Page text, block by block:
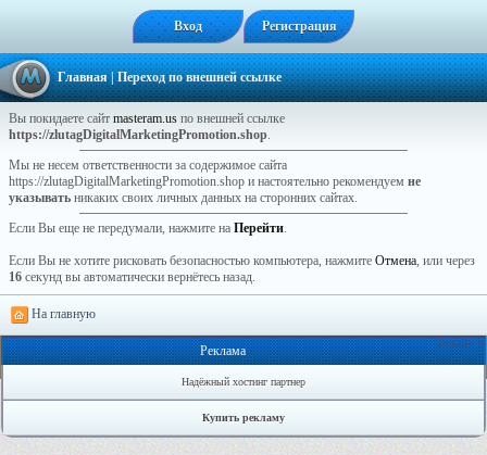
Вход Регистрация
Главная| Переход по внешней ссылке
Вы покидаете сайт masteram.us по внешней ссылке
https://zlutagDigitalMarketingPromotion.shop.
Мы не несем ответственности за содержимое сайта
https://zlutagDigitalMarketingPromotion.shop и настоятельно рекомендуем не
указывать никаких своих личных данных на сторонних сайтах.
Если Вы еще не передумали, нажмите на Перейти.
Если Вы не хотите рисковать безопасностью компьютера, нажмите Отмена, или через
16 секунд вы автоматически вернётесь назад.
На главную
Онлайн: 0
Реклама
Надёжный хостинг партнер
Купить рекламу